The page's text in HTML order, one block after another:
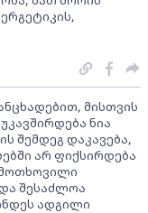
მისთვის
ნია
შემდეგ დაკავება,
არ ფიქსირდება
შესაძლოა
ადგილი